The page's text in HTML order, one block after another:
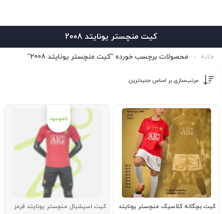
کیت منچستر یونایتد 2008
خانه محصولات برچسب خورده “کیت منچستر یونایتد 2008”
کیت بچگانه کلاسیک منچستر یونایتد
کیت اسپشیال منچستر یونایتد قرمز